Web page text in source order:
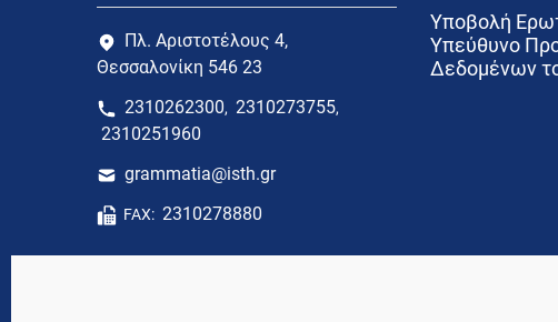
Πλ. Αριστοτέλους 4,
Θεσσαλονίκη 546 23
2310262300, 2310273755,
2310251960
grammatia@isth.gr
FAX: 2310278880
Υποβολή
Υπεύθυνο
Δεδομένων